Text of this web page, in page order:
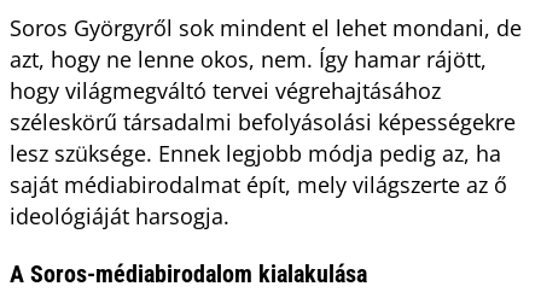
Soros Györgyről sok mindent el lehet mondani, de
azt, hogy ne lenne okos, nem. Így hamar rájött,
hogy világmegváltó tervei végrehajtásához
széleskörű társadalmi befolyásolási képességekre
lesz szüksége. Ennek legjobb módja pedig az, ha
saját médiabirodalmat épít, mely világszerte az ő
ideológiáját harsogja.
A Soros-médiabirodalom kialakulása